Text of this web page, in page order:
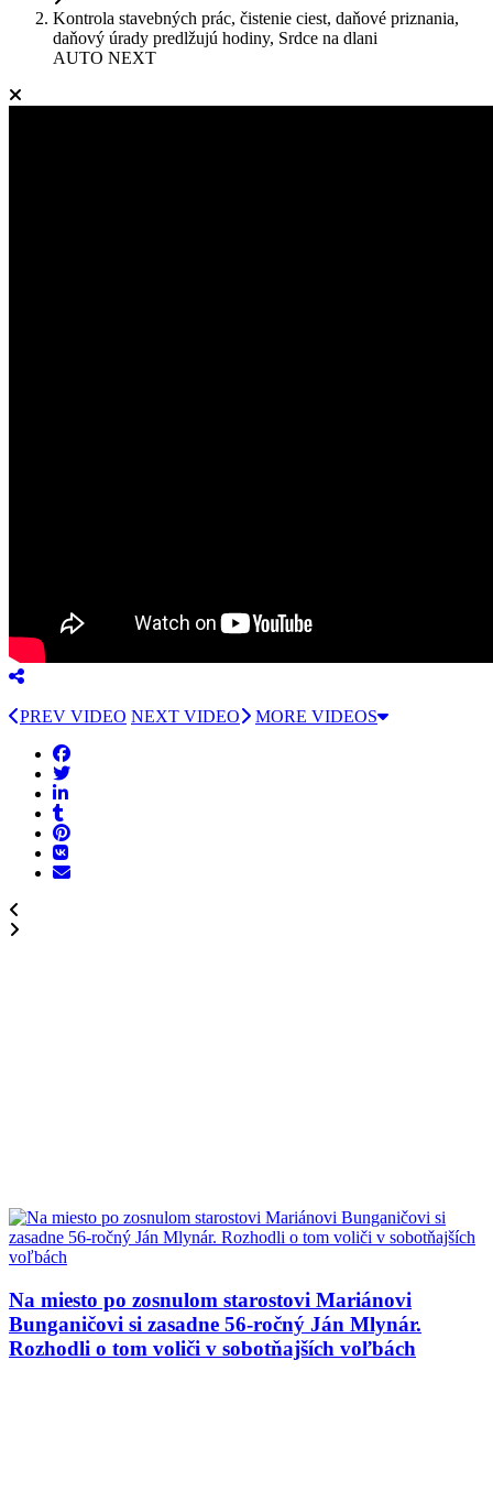
Kontrola stavebných prác, čistenie ciest, daňové priznania,
daňový úrady predlžujú hodiny, Srdce na dlani
AUTO NEXT
PREV VIDEO NEXT VIDEO MORE VIDEOS
Na miesto po zosnulom starostovi Mariánovi
Bunganičovi si zasadne 56-ročný Ján Mlynár.
Rozhodli o tom voliči v sobotňajších voľbách